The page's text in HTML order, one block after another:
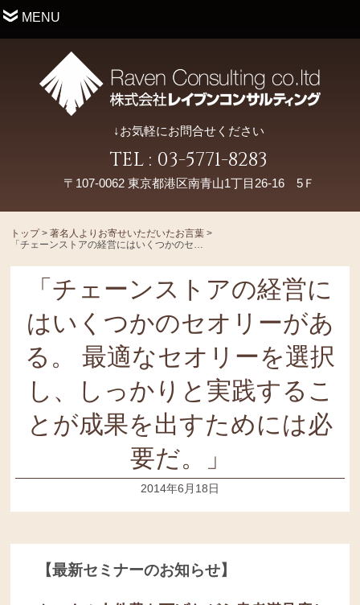
MENU
↓お気軽にお問合せください
TEL : 03-5771-8283
〒107-0062 東京都港区南青山1丁目26-16 5Ｆ
トップ>著名人よりお寄せいただいたお言葉 >
「チェーンストアの経営に
はいくつかのセオリーがあ
る。 最適なセオリーを選択
し、しっかりと実践するこ
とが成果を出すためには必
要だ。」
2014年6月18日
【最新セミナーのお知らせ】